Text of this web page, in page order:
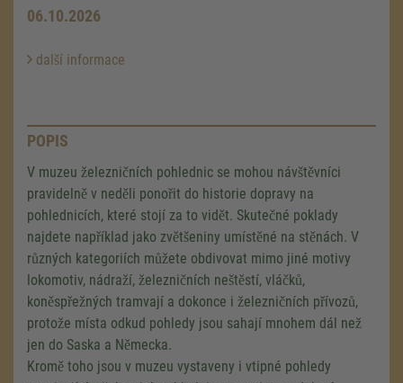
06.10.2026
další informace
POPIS
V muzeu železničních pohlednic se mohou návštěvníci
pravidelně v neděli ponořit do historie dopravy na
pohlednicích, které stojí za to vidět. Skutečné poklady
najdete například jako zvětšeniny umístěné na stěnách. V
různých kategoriích můžete obdivovat mimo jiné motivy
lokomotiv, nádraží, železničních neštěstí, vláčků,
koněspřežných tramvají a dokonce i železničních přívozů,
protože místa odkud pohledy jsou sahají mnohem dál než
jen do Saska a Německa.
Kromě toho jsou v muzeu vystaveny i vtipné pohledy